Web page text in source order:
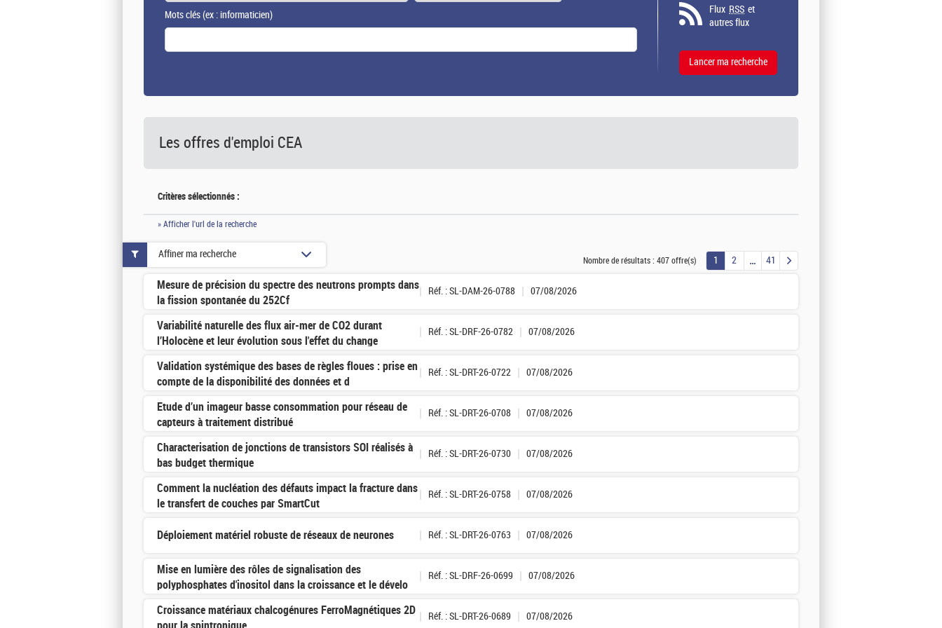
Mots clés(ex : informaticien) Flux RSS et
autres flux
Les offres d'emploi CEA
Critères sélectionnés :
» Afficher l'url de la recherche
Nombre de résultats : 407 offre(s) 1 2 41
Mesure de précision du spectre des neutrons prompts dans
la fission spontanée du 252Cf
Réf. : SL-DAM-26-0788 07/08/2026
Variabilité naturelle des flux air-mer de CO2 durant
l’Holocène et leur évolution sous l'effet du change
Réf. : SL-DRF-26-0782 07/08/2026
Validation systémique des bases de règles floues : prise en
compte de la disponibilité des données et d
Réf. : SL-DRT-26-0722 07/08/2026
Etude d’un imageur basse consommation pour réseau de
capteurs à traitement distribué
Réf. : SL-DRT-26-0708 07/08/2026
Characterisation de jonctions de transistors SOI réalisés à
bas budget thermique
Réf. : SL-DRT-26-0730 07/08/2026
Comment la nucléation des défauts impact la fracture dans
le transfert de couches par SmartCut
Réf. : SL-DRT-26-0758 07/08/2026
Déploiement matériel robuste de réseaux de neurones Réf. : SL-DRT-26-0763 07/08/2026
Mise en lumière des rôles de signalisation des
polyphosphates d'inositol dans la croissance et le dévelo
Réf. : SL-DRF-26-0699 07/08/2026
Croissance matériaux chalcogénures FerroMagnétiques 2D
Réf. : SL-DRT-26-0689 07/08/2026
Affiner ma recherche